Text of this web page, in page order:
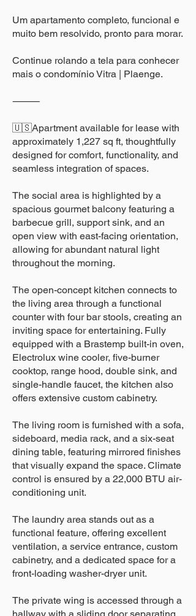
Um apartamento completo, funcional e
muito bem resolvido, pronto para morar.
Continue rolando a tela para conhecer
mais o condomínio Vitra | Plaenge.
⸻
🇺🇸Apartment available for lease with
approximately 1,227 sq ft, thoughtfully
designed for comfort, functionality, and
seamless integration of spaces.
The social area is highlighted by a
spacious gourmet balcony featuring a
barbecue grill, support sink, and an
open view with east-facing orientation,
allowing for abundant natural light
throughout the morning.
The open-concept kitchen connects to
the living area through a functional
counter with four bar stools, creating an
inviting space for entertaining. Fully
equipped with a Brastemp built-in oven,
Electrolux wine cooler, five-burner
cooktop, range hood, double sink, and
single-handle faucet, the kitchen also
offers extensive custom cabinetry.
The living room is furnished with a sofa,
sideboard, media rack, and a six-seat
dining table, featuring mirrored finishes
that visually expand the space. Climate
control is ensured by a 22,000 BTU air-
conditioning unit.
The laundry area stands out as a
functional feature, offering excellent
ventilation, a service entrance, custom
cabinetry, and a dedicated space for a
front-loading washer-dryer unit.
The private wing is accessed through a